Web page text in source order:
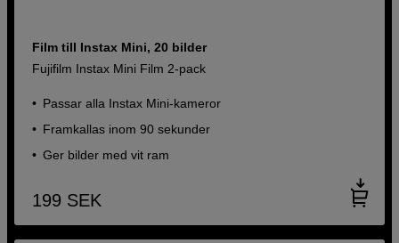
Film till Instax Mini, 20 bilder
Fujifilm Instax Mini Film 2-pack
Passar alla Instax Mini-kameror
Framkallas inom 90 sekunder
Ger bilder med vit ram
199 SEK